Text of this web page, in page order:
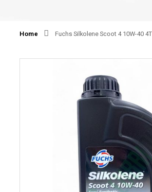
Home Fuchs Silkolene Scoot 4 10W-40 4T